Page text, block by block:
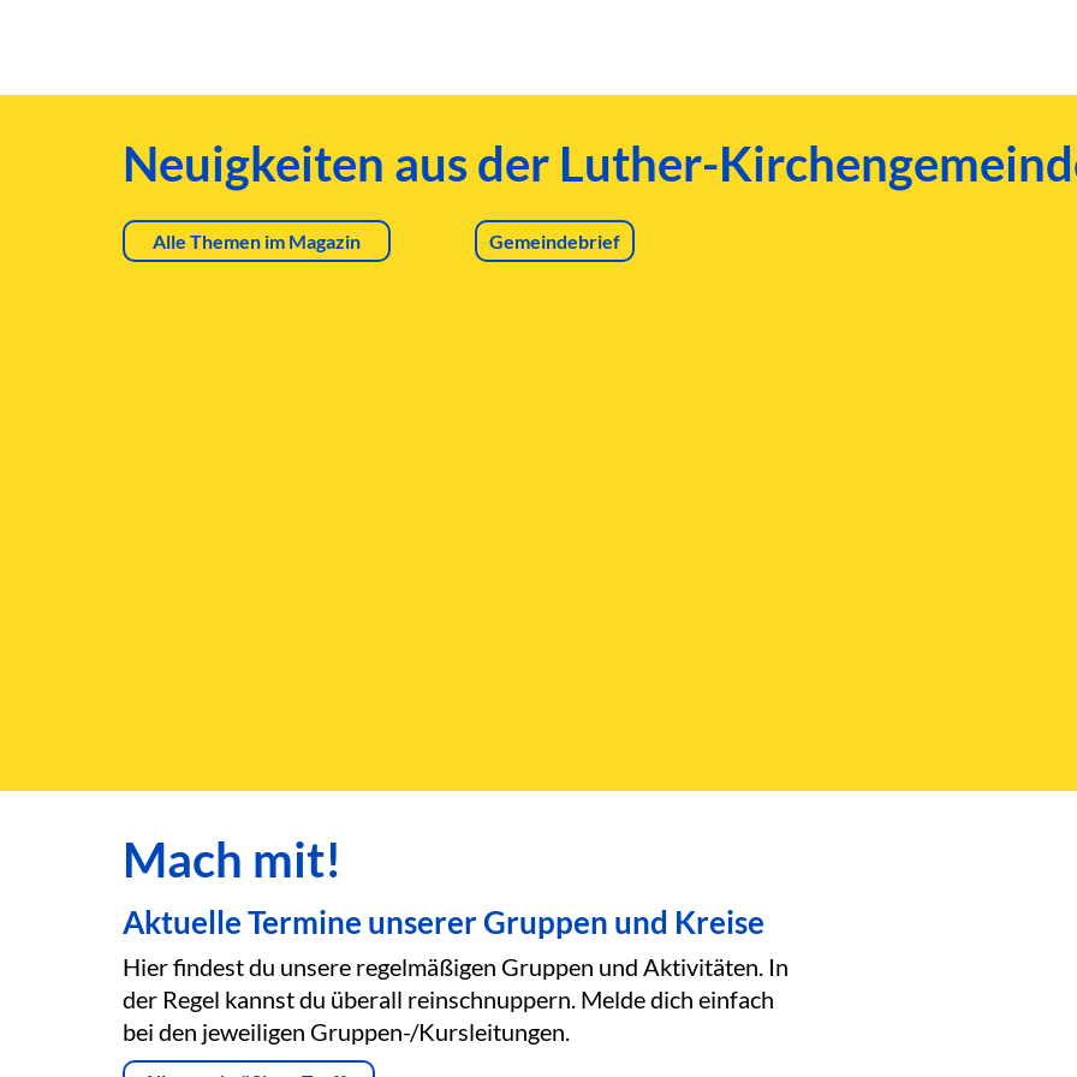
Neuigkeiten aus der Luther-
Alle Themen im Magazin Gemeindebrief
Mach mit!
Aktuelle Termine unserer Gruppen und Kreise
Hier findest du unsere regelmäßigen Gruppen und Aktivitäten. In
der Regel kannst du überall reinschnuppern. Melde dich einfach
bei den jeweiligen Gruppen-/Kursleitungen.